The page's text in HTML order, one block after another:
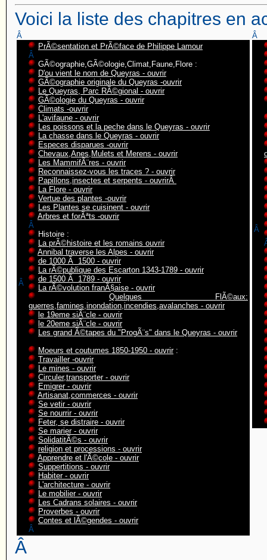
Voici la liste des chapitres en
Â
Â
PrÃ©sentation et PrÃ©face de Philippe Lamour
Â
GÃ©ographie,GÃ©ologie,Climat,Faune,Flore :
D'ou vient le nom de Queyras - ouvrir
GÃ©ographie originale du Queyras -ouvrir
Le Queyras, Parc RÃ©gional - ouvrir
GÃ©ologie du Queyras - ouvrir
Climats -ouvrir
L'avifaune - ouvrir
Les poissons et la peche dans le Queyras - ouvrir
La chasse dans le Queyras - ouvrir
Especes disparues -ouvrir
Chevaux,Anes,Mulets et Merens - ouvrir
Les MammifÃ¨res - ouvrir
Reconnaissez-vous les traces ? - ouvrir
Papillons,insectes et serpents - ouvrirÂ
La Flore - ouvrir
Vertue des plantes -ouvrir
Les Plantes se cuisinent - ouvrir
Arbres et forÃªts -ouvrir
Â
Histoire :
La prÃ©histoire et les romains ouvrir
Annibal traverse les Alpes - ouvrir
de 1000 Ã 1500 - ouvrir
La rÃ©publique des Escarton 1343-1789 - ouvrir
de 1500 Ã 1789 - ouvrir
La rÃ©volution franÃ§aise - ouvrir
Quelques FlÃ©aux:
guerres,famines,inondation,incendies,avalanches - ouvrir
le 19eme siÃ¨cle - ouvrir
le 20eme siÃ¨cle - ouvrir
Les grand Ã©tapes du "ProgÃ¨s" dans le Queyras - ouvrir
Moeurs et coutumes 1850-1950 - ouvrir :
Travailler -ouvrir
Le mines - ouvrir
Circuler,transporter - ouvrir
Emigrer - ouvrir
Artisanat,commerces - ouvrir
Se vetir - ouvrir
Se nourrir - ouvrir
Feter, se distraire - ouvrir
Se marier - ouvrir
SolidatitÃ©s - ouvrir
religion et processions - ouvrir
Apprendre et l'Ã©cole - ouvrir
Suppertitions - ouvrir
Habiter - ouvrir
L'architecture - ouvrir
Le mobilier - ouvrir
Les Cadrans solaires - ouvrir
Proverbes - ouvrir
Contes et lÃ©gendes - ouvrir
Â
Â
Â
Â